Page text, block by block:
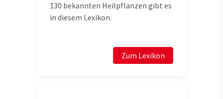
130 bekannten Heilpflanzen gibt es
in diesem Lexikon.
Zum Lexikon